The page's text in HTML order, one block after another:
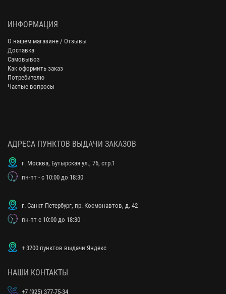
ИНФОРМАЦИЯ
О нашем магазине / Отзывы
Доставка
Самовывоз
Как оформить заказ
Потребителю
Частые вопросы
АДРЕСА ПУНКТОВ ВЫДАЧИ ЗАКАЗОВ
г. Москва, Бутырская ул., 76, стр.1
пн-пт - с 10:00 до 18:30
г. Санкт-Петербург, пр. Космонавтов, д. 42
пн-пт с 10:00 до 18:30
+ 3200 пунктов выдачи Яндекс
НАШИ КОНТАКТЫ
+7 (925) 377-75-34